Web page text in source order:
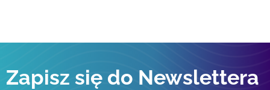
Zapisz się do Newslettera